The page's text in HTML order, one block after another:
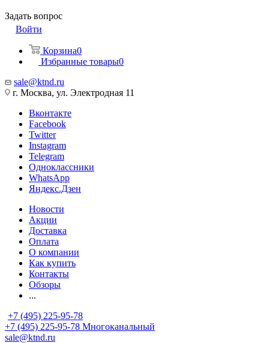
Задать вопрос
Войти
Корзина0
Избранные товары0
sale@ktnd.ru
г. Москва, ул. Электродная 11
Вконтакте
Facebook
Twitter
Instagram
Telegram
Одноклассники
WhatsApp
Яндекс.Дзен
Новости
Акции
Доставка
Оплата
О компании
Как купить
Контакты
Обзоры
...
+7 (495) 225-95-78
+7 (495) 225-95-78 Многоканальный
sale@ktnd.ru